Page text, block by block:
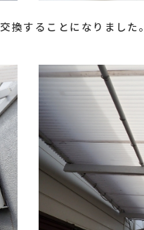
換することになりました。